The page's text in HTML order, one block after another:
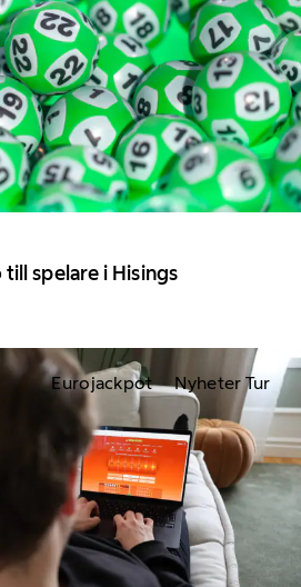
spelare i Hisings
Eurojackpot Nyheter Tur